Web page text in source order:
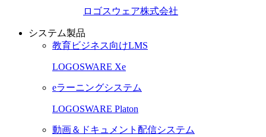
ロゴスウェア株式会社
システム製品
教育ビジネス向けLMS
LOGOSWARE Xe
eラーニングシステム
LOGOSWARE Platon
動画＆ドキュメント配信システム